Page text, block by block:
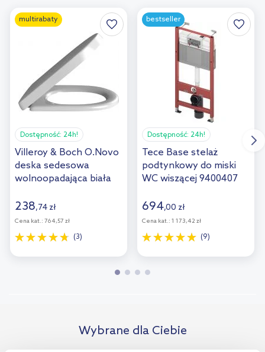
multirabaty
Dostępność: 24h!
Villeroy & Boch O.Novo
deska sedesowa
wolnoopadająca biała
238,74 zł
Cena kat.: 764,57 zł
(3)
bestseller
Dostępność: 24h!
Tece Base stelaż
podtynkowy do miski
WC wiszącej 9400407
694,00 zł
Cena kat.: 1 173,42 zł
(9)
Wybrane dla Ciebie